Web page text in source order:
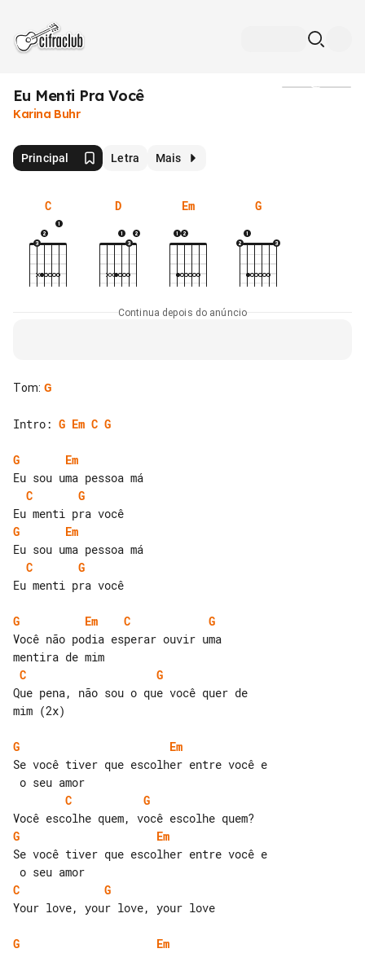
Eu Menti Pra Você
Karina Buhr
Principal Letra Mais
C D Em G
Continua depois do anúncio
Tom: G
Intro: G Em C G
G
Em
C
G
G
Em
C
G
Eu menti pra você
G Em C
G
Você não podia esperar ouvir uma
C
G
Que pena, não sou o que você quer de
mim (2x)
G
Em
Se você tiver que escolher entre você e
C
G
G
Em
Se você tiver que escolher entre você e
C
G
Your love, your love, your love
G
Em